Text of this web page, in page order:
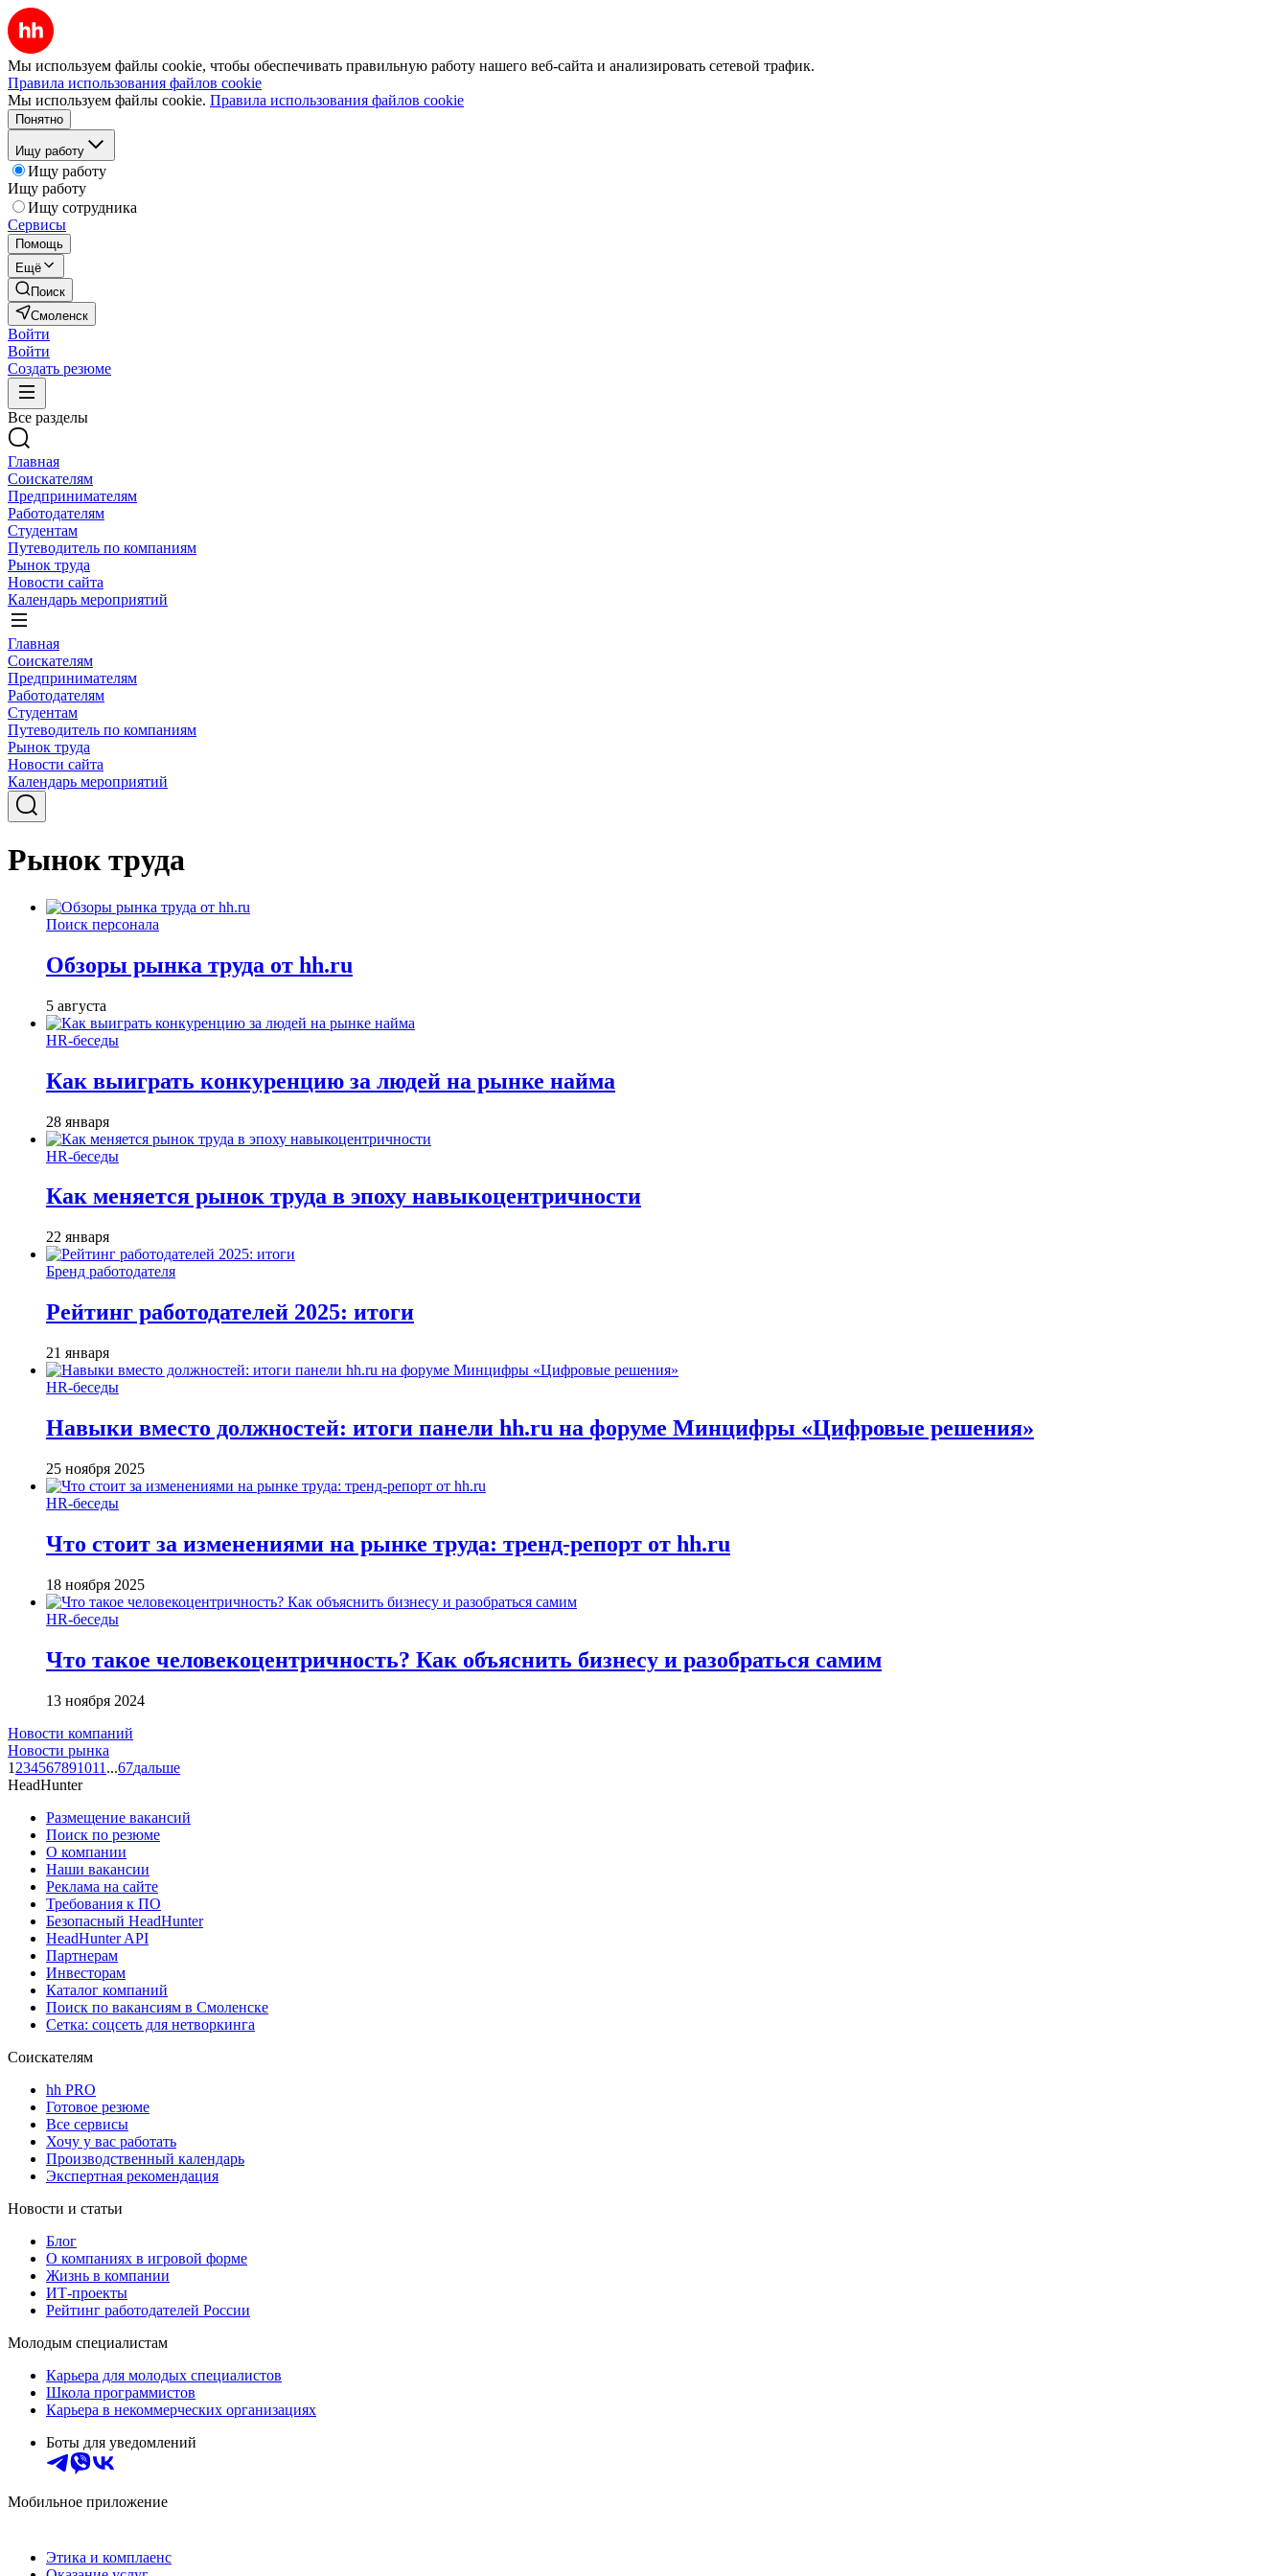
Мы используем файлы cookie, чтобы обеспечивать правильную работу нашего веб-сайта и анализировать сетевой трафик.
Правила использования файлов cookie
Мы используем файлы cookie. Правила использования файлов cookie
Понятно
Ищу работу
Ищу работу
Ищу работу
Ищу сотрудника
Сервисы
Помощь
Ещё
Поиск
Смоленск
Войти
Войти
Создать резюме
Все разделы
Главная
Соискателям
Предпринимателям
Работодателям
Студентам
Путеводитель по компаниям
Рынок труда
Новости сайта
Календарь мероприятий
Главная
Соискателям
Предпринимателям
Работодателям
Студентам
Путеводитель по компаниям
Рынок труда
Новости сайта
Календарь мероприятий
Рынок труда
Поиск персонала
Обзоры рынка труда от hh.ru
5 августа
HR-беседы
Как выиграть конкуренцию за людей на рынке найма
28 января
HR-беседы
Как меняется рынок труда в эпоху навыкоцентричности
22 января
Бренд работодателя
Рейтинг работодателей 2025: итоги
21 января
HR-беседы
Навыки вместо должностей: итоги панели hh.ru на форуме Минцифры «Цифровые решения»
25 ноября 2025
HR-беседы
Что стоит за изменениями на рынке труда: тренд-репорт от hh.ru
18 ноября 2025
HR-беседы
Что такое человеко­центричность? Как объяснить бизнесу и разобраться самим
13 ноября 2024
Новости компаний
Новости рынка
1 234567891011 ...67дальше
HeadHunter
Размещение вакансий
Поиск по резюме
О компании
Наши вакансии
Реклама на сайте
Требования к ПО
Безопасный HeadHunter
HeadHunter API
Партнерам
Инвесторам
Каталог компаний
Поиск по вакансиям в Смоленске
Сетка: соцсеть для нетворкинга
Соискателям
hh PRO
Готовое резюме
Все сервисы
Хочу у вас работать
Производственный календарь
Экспертная рекомендация
Новости и статьи
Блог
О компаниях в игровой форме
Жизнь в компании
ИТ-проекты
Рейтинг работодателей России
Молодым специалистам
Карьера для молодых специалистов
Школа программистов
Карьера в некоммерческих организациях
Боты для уведомлений
Мобильное приложение
Этика и комплаенс